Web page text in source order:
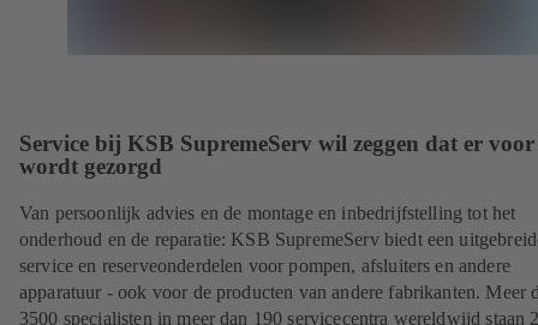
Service bij KSB SupremeServ wil zeggen dat er voor
wordt gezorgd
Van persoonlijk advies en de montage en inbedrijfstelling tot het
onderhoud en de reparatie: KSB SupremeServ biedt een
service en reserveonderdelen voor pompen, afsluiters en andere
apparatuur - ook voor de producten van andere fabrikanten. Meer
3500 specialisten in meer dan 190 servicecentra wereldwijd staan